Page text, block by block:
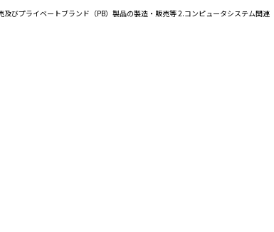
びプライベートブランド（PB）製品の製造・販売等 2.コンピュータシステム関